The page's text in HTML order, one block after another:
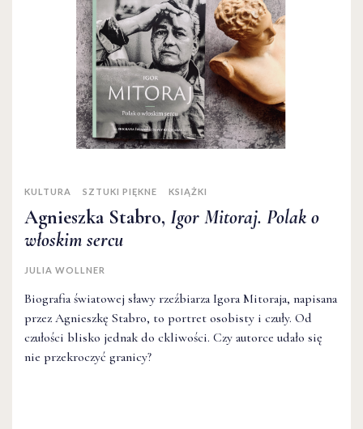
KULTURA SZTUKI PIĘKNE KSIĄŻKI
Agnieszka Stabro, Igor Mitoraj. Polak o
włoskim sercu
JULIA WOLLNER
Biografia światowej sławy rzeźbiarza Igora Mitoraja, napisana
przez Agnieszkę Stabro, to portret osobisty i czuły. Od
czułości blisko jednak do ckliwości. Czy autorce udało się
nie przekroczyć granicy?